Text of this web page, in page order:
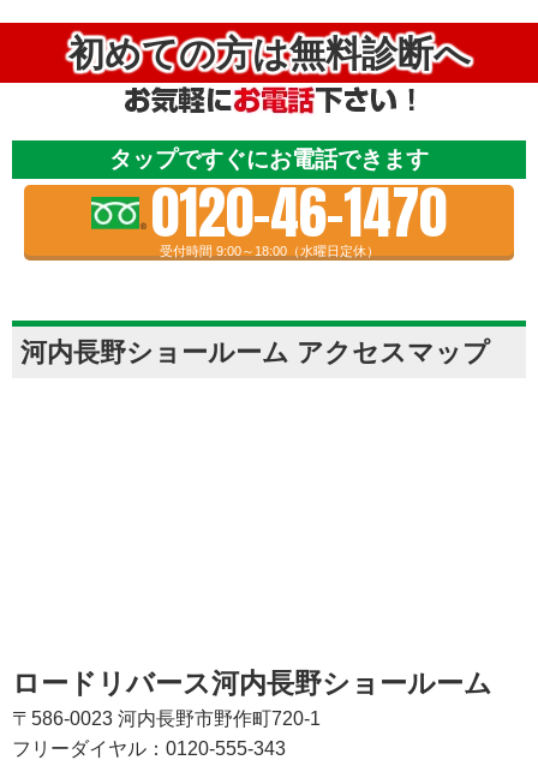
初めての方は無料診断へ
タップですぐにお電話できます
0120-46-1470
受付時間 9:00～18:00（水曜日定休）
河内長野ショールーム アクセスマップ
ロードリバース河内長野ショールーム
〒586-0023 河内長野市野作町720-1
フリーダイヤル：0120-555-343